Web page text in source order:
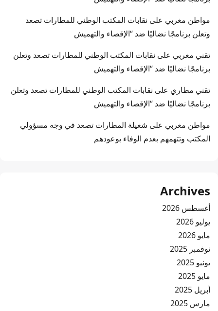
مواطن مغربي على نقابات المكتب الوطني للمطارات تصعد
وتعلن برنامجًا نضاليًا ضد “الإقصاء والتهميش
تقني مغربي على نقابات المكتب الوطني للمطارات تصعد وتعلن
برنامجًا نضاليًا ضد “الإقصاء والتهميش
تقني مطاري على نقابات المكتب الوطني للمطارات تصعد وتعلن
برنامجًا نضاليًا ضد “الإقصاء والتهميش
مواطن مغربي على شغيلة المطارات تصعد في وجه مسؤولي
المكتب وتتهمهم بعدم الوفاء بوعودهم
Archives
أغسطس 2026
يوليو 2026
مايو 2026
نوفمبر 2025
يونيو 2025
مايو 2025
أبريل 2025
مارس 2025